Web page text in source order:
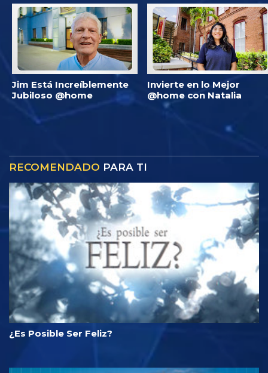
Jim Está Increíblemente
Jubiloso @home
Invierte en lo Mejor
@home con Natalia
RECOMENDADO PARA TI
¿Es Posible Ser Feliz?